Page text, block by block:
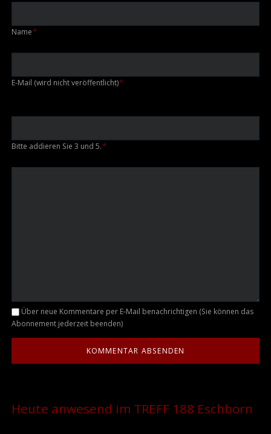
Pflichtfeld
Name*
Pflichtfeld
E-Mail (wird nicht veröffentlicht)*
Bitte addieren Sie 3 und 5.*
Kommentar
Über neue Kommentare per E-Mail benachrichtigen (Sie können das
Abonnement jederzeit beenden)
Heute anwesend im TREFF 188 Eschborn